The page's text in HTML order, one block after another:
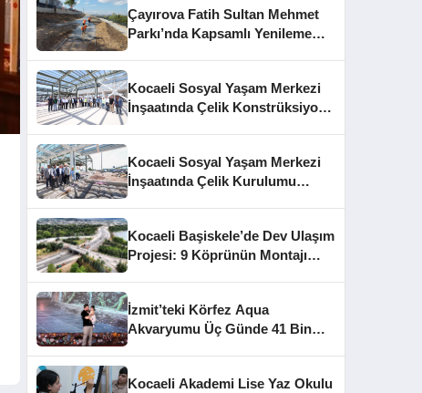
Çayırova Fatih Sultan Mehmet
Parkı’nda Kapsamlı Yenileme
Kocaeli Sosyal Yaşam Merkezi
İnşaatında Çelik Konstrüksiyon
Kocaeli Sosyal Yaşam Merkezi
İnşaatında Çelik Kurulumu
Kocaeli Başiskele’de Dev Ulaşım
Projesi: 9 Köprünün Montajı
İzmit’teki Körfez Aqua
Akvaryumu Üç Günde 41 Bin
Kocaeli Akademi Lise Yaz Okulu